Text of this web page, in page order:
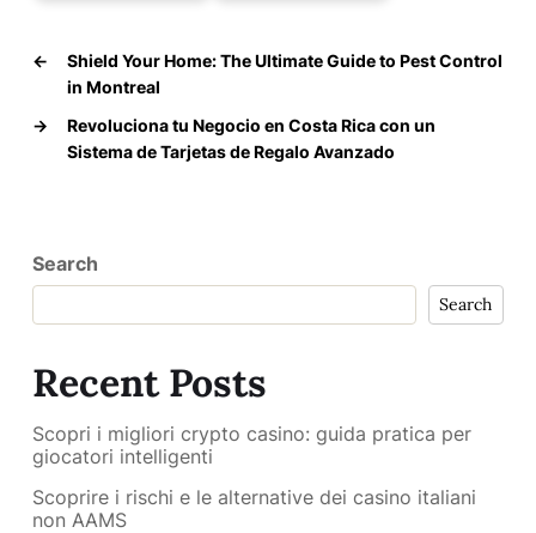
←
Shield Your Home: The Ultimate Guide to Pest Control
in Montreal
→
Revoluciona tu Negocio en Costa Rica con un
Sistema de Tarjetas de Regalo Avanzado
Search
Search
Recent Posts
Scopri i migliori crypto casino: guida pratica per
giocatori intelligenti
Scoprire i rischi e le alternative dei casino italiani
non AAMS